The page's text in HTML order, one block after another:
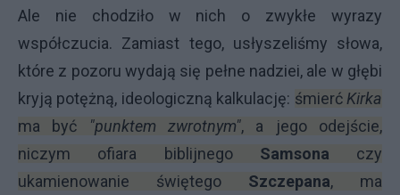
Ale nie chodziło w nich o zwykłe wyrazy
współczucia. Zamiast tego, usłyszeliśmy słowa,
które z pozoru wydają się pełne nadziei, ale w głębi
kryją potężną, ideologiczną kalkulację: śmierć Kirka
ma być
"punktem zwrotnym", a jego odejście,
niczym ofiara biblijnego Samsona czy
ukamienowanie świętego Szczepana, ma